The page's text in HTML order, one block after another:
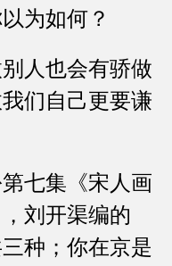
为如何？
人也会有骄做
们自己更要谦
七集《宋人画
刘开渠编的
种；你在京是